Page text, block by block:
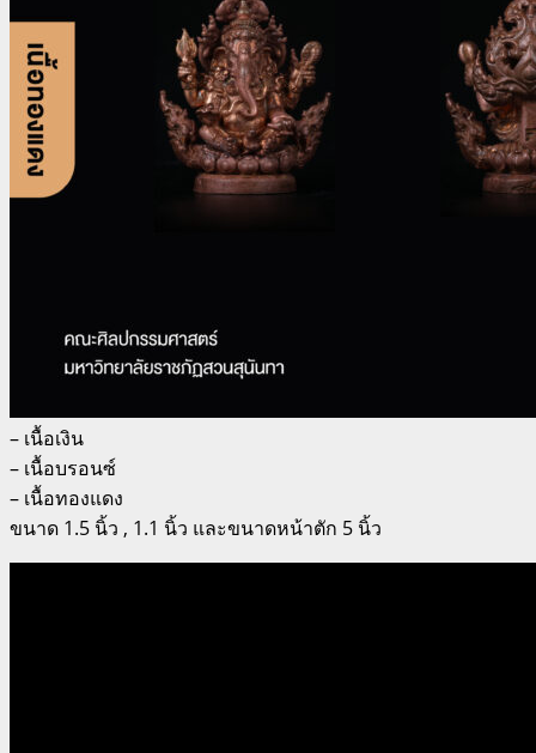
– เนื้อเงิน
– เนื้อบรอนซ์
– เนื้อทองแดง
ขนาด 1.5 นิ้ว , 1.1 นิ้ว และขนาดหน้าตัก 5 นิ้ว